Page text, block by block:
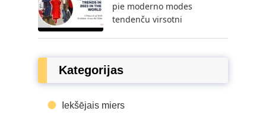
pie moderno modes
tendenču virsotni
Kategorijas
Iekšējais miers